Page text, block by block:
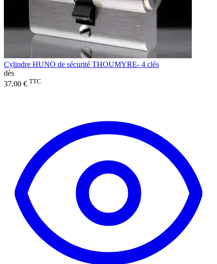
Cylindre HUNO de sécurité THOUMYRE- 4 clés
dès
37,00 € TTC